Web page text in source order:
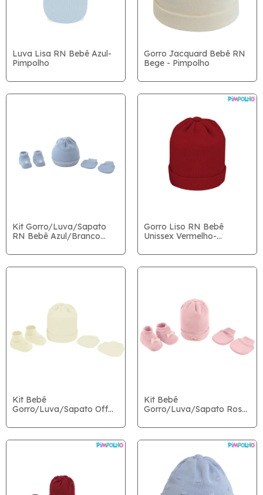
Luva Lisa RN Bebê Azul-
Pimpolho
Gorro Jacquard Bebê RN
Bege - Pimpolho
Kit Gorro/Luva/Sapato
RN Bebê Azul/Branco
Gorro Liso RN Bebê
Unissex Vermelho-
Kit Bebê
Gorro/Luva/Sapato Off
Kit Bebê
Gorro/Luva/Sapato Rosê